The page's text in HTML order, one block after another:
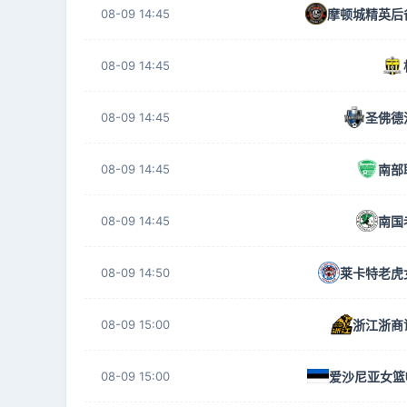
08-09 14:45 摩顿城精英后
08-09 14:45
08-09 14:45 圣佛德
08-09 14:45 南部
08-09 14:45 南国
08-09 14:50 莱卡特老虎
08-09 15:00 浙江浙商
08-09 15:00 爱沙尼亚女